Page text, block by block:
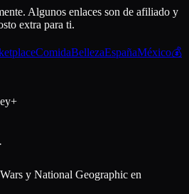
Algunos enlaces son de afiliado y
extra para ti.
ComidaBellezaEspañaMéxico💰
y National Geographic en